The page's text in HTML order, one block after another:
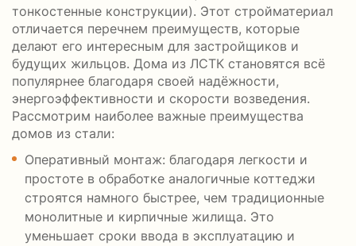
тонкостенные конструкции). Этот стройматериал
отличается перечнем преимуществ, которые
делают его интересным для застройщиков и
будущих жильцов. Дома из ЛСТК становятся всё
популярнее благодаря своей надёжности,
энергоэффективности и скорости возведения.
Рассмотрим наиболее важные преимущества
домов из стали:
Оперативный монтаж: благодаря легкости и
простоте в обработке аналогичные коттеджи
строятся намного быстрее, чем традиционные
монолитные и кирпичные жилища. Это
уменьшает сроки ввода в эксплуатацию и